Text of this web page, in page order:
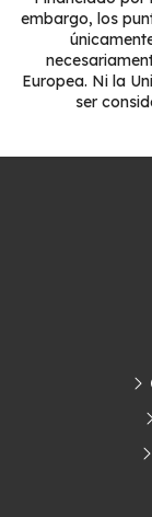
embargo, los
Europea. Ni la
ser